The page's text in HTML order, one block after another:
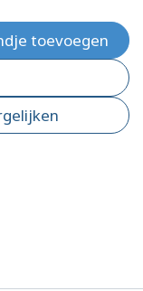
toevoegen